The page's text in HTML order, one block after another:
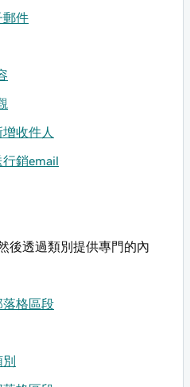
郵件
收件人
銷email
後透過類別提供專門的內
落格區段